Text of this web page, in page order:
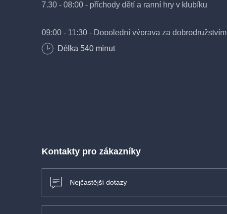
7.30 - 08:00 - příchody dětí a ranní hry v klubíku
09:00 - 11:30 - Dopolední výprava za dobrodružstvím
Praktické informace:
Termín: 17.-21. 8. 2026
Délka 540 minut
Kontakty pro zákazníky
Nejčastější dotazy